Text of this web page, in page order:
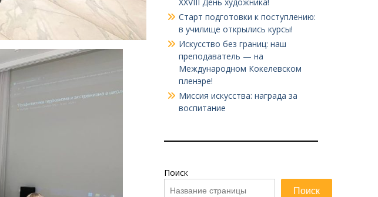
XXVIII День художника!
Старт подготовки к поступлению:
в училище открылись курсы!
Искусство без границ: наш
преподаватель — на
Международном Кокелевском
пленэре!
Миссия искусства: награда за
воспитание
Поиск
Поиск